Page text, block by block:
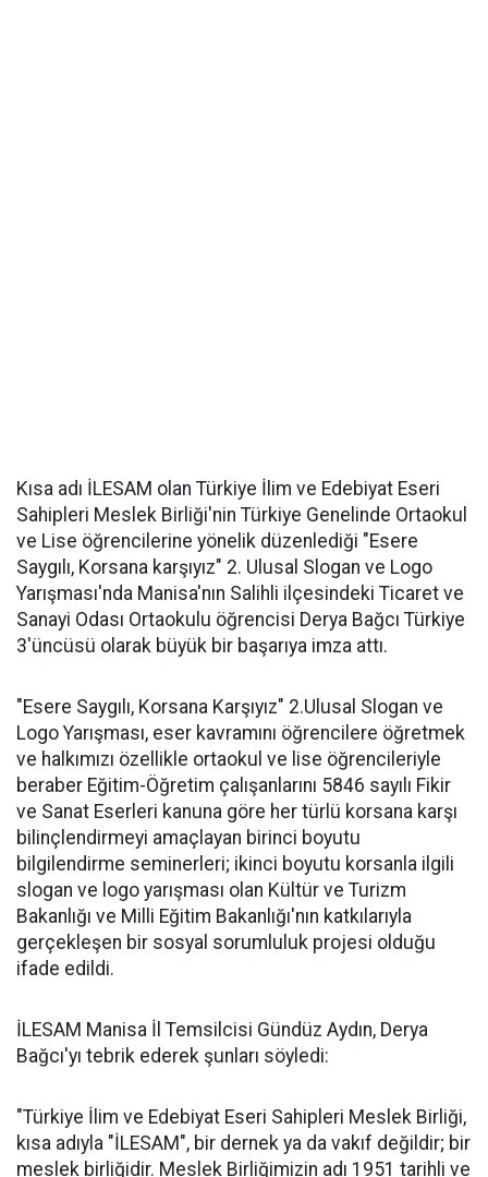
Kısa adı İLESAM olan Türkiye İlim ve Edebiyat Eseri
Sahipleri Meslek Birliği'nin Türkiye Genelinde Ortaokul
ve Lise öğrencilerine yönelik düzenlediği "Esere
Saygılı, Korsana karşıyız" 2. Ulusal Slogan ve Logo
Yarışması'nda Manisa'nın Salihli ilçesindeki Ticaret ve
Sanayi Odası Ortaokulu öğrencisi Derya Bağcı Türkiye
3'üncüsü olarak büyük bir başarıya imza attı.
"Esere Saygılı, Korsana Karşıyız" 2.Ulusal Slogan ve
Logo Yarışması, eser kavramını öğrencilere öğretmek
ve halkımızı özellikle ortaokul ve lise öğrencileriyle
beraber Eğitim-Öğretim çalışanlarını 5846 sayılı Fikir
ve Sanat Eserleri kanuna göre her türlü korsana karşı
bilinçlendirmeyi amaçlayan birinci boyutu
bilgilendirme seminerleri; ikinci boyutu korsanla ilgili
slogan ve logo yarışması olan Kültür ve Turizm
Bakanlığı ve Milli Eğitim Bakanlığı'nın katkılarıyla
gerçekleşen bir sosyal sorumluluk projesi olduğu
ifade edildi.
İLESAM Manisa İl Temsilcisi Gündüz Aydın, Derya
Bağcı'yı tebrik ederek şunları söyledi:
"Türkiye İlim ve Edebiyat Eseri Sahipleri Meslek Birliği,
kısa adıyla "İLESAM", bir dernek ya da vakıf değildir; bir
meslek birliğidir. Meslek Birliğimizin adı 1951 tarihli ve